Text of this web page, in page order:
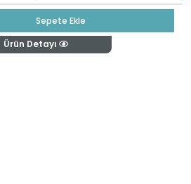
Sepete Ekle
Ürün Detayı